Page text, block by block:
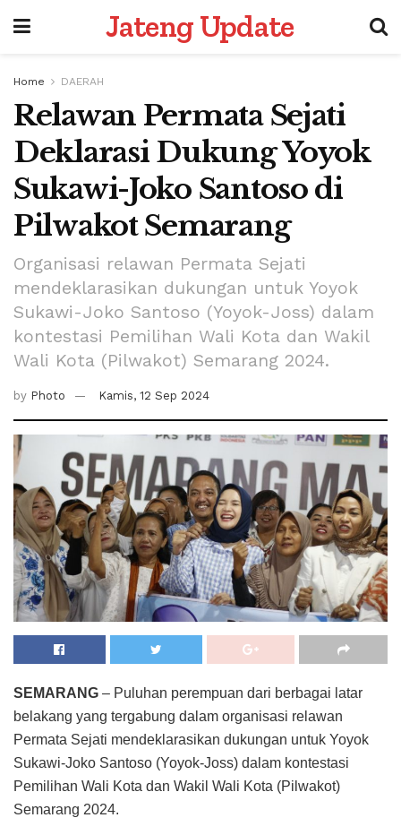
Jateng Update
Home DAERAH
Relawan Permata Sejati
Deklarasi Dukung Yoyok
Sukawi-Joko Santoso di
Pilwakot Semarang
Organisasi relawan Permata Sejati
mendeklarasikan dukungan untuk Yoyok
Sukawi-Joko Santoso (Yoyok-Joss) dalam
kontestasi Pemilihan Wali Kota dan Wakil
Wali Kota (Pilwakot) Semarang 2024.
by Photo Kamis, 12 Sep 2024
SEMARANG – Puluhan perempuan dari berbagai latar
belakang yang tergabung dalam organisasi relawan
Permata Sejati mendeklarasikan dukungan untuk Yoyok
Sukawi-Joko Santoso (Yoyok-Joss) dalam kontestasi
Pemilihan Wali Kota dan Wakil Wali Kota (Pilwakot)
Semarang 2024.